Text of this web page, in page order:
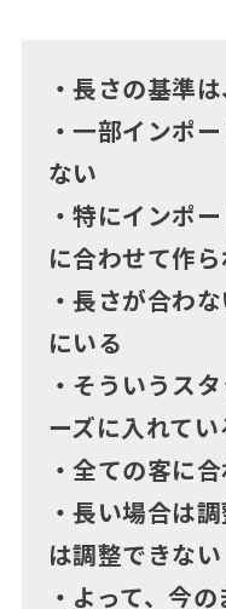
・長さの基準
・一部インポ
ない
・特にインポ
に合わせて作
・長さが合わ
にいる
・そういうス
ーズに入れてい
・全ての客に
・長い場合は
は調整できない
・よって、今